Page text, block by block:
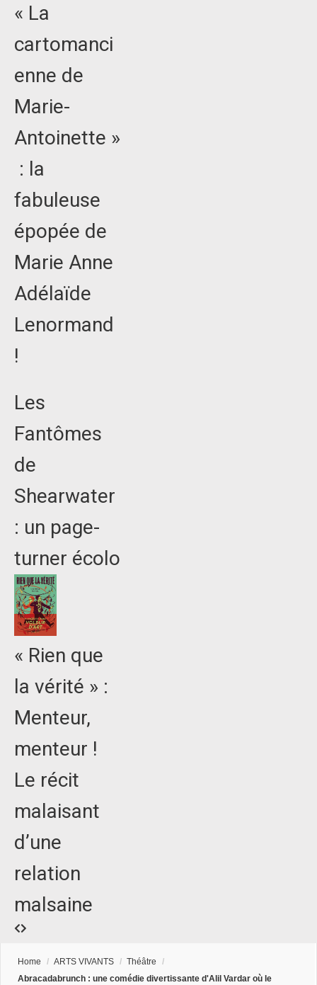
« La
cartomanci
enne de
Marie-
Antoinette »
: la
fabuleuse
épopée de
Marie Anne
Adélaïde
Lenormand
!
Les
Fantômes
de
Shearwater
: un page-
turner écolo
« Rien que
la vérité » :
Menteur,
menteur !
Le récit
malaisant
d’une
relation
malsaine
Home / ARTS VIVANTS / Théâtre
/
Abracadabrunch : une comédie divertissante d'Alil Vardar où le